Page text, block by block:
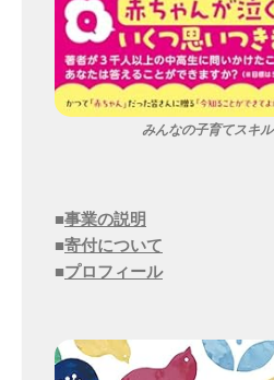
みんなの子育てスキル
■事業の説明
■寄付について
■プロフィール